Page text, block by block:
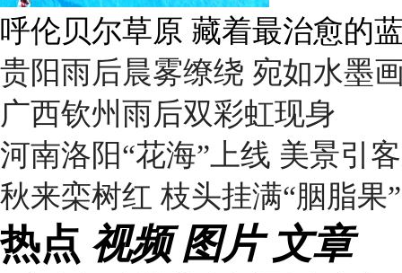
呼伦贝尔草原 藏着最治愈的
贵阳雨后晨雾缭绕 宛如水墨
广西钦州雨后双彩虹现身
河南洛阳“花海”上线 美景引
秋来栾树红 枝头挂满“胭脂果”
热点 视频 图片 文章